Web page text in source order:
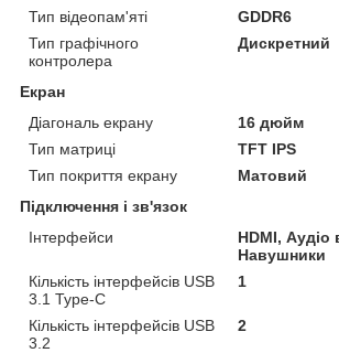
Тип відеопам'яті
GDDR6
Тип графічного
контролера
Дискретний
Екран
Діагональ екрану
16 дюйм
Тип матриці
TFT IPS
Тип покриття екрану
Матовий
Підключення і зв'язок
Інтерфейси
HDMI, Аудіо
Навушники
Кількість інтерфейсів USB
3.1 Type-C
1
Кількість інтерфейсів USB
3.2
2